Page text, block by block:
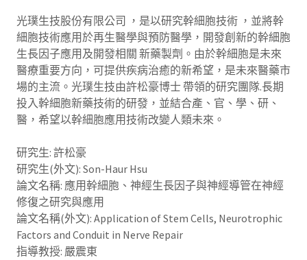
光璞生技股份有限公司 ，是以研究幹細胞技術 ，並將幹
細胞技術應用於再生醫學與預防醫學，開發創新的幹細胞
生長因子應用及開發相關 新藥製劑。由於幹細胞是未來
醫療重要方向，可提供疾病治癒的新希望，是未來醫藥市
場的主流。光璞生技由許松豪博士 帶領的研究團隊.長期
投入幹細胞新藥技術的研發，並結合產、官、學、研、
醫，希望以幹細胞應用技術改變人類未來。
研究生: 許松豪
研究生(外文): Son-Haur Hsu
論文名稱: 應用幹細胞、神經生長因子與神經導管在神經
修復之研究與應用
論文名稱(外文): Application of Stem Cells, Neurotrophic
Factors and Conduit in Nerve Repair
指導教授: 嚴震東